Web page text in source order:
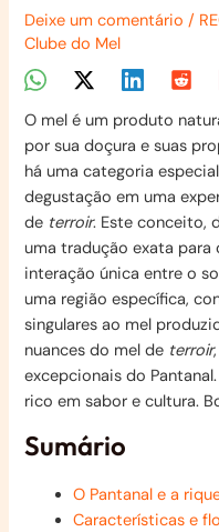
Deixe um comentário /
Clube do Mel
O mel é um produto
por sua doçura e suas
há uma categoria
degustação em uma
de terroir. Este conceito,
uma tradução exata para
interação única entre o
uma região específica,
singulares ao mel
nuances do mel de terroir
excepcionais do
rico em sabor e cultura.
Sumário
O Pantanal e a
Características e